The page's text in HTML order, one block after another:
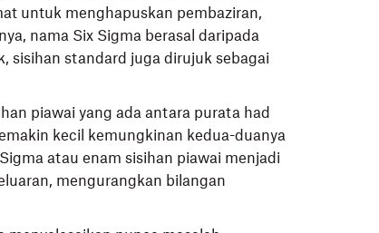
untuk menghapuskan pembaziran,
nama Six Sigma berasal daripada
sisihan standard juga dirujuk sebagai
piawai yang ada antara purata had
kecil kemungkinan kedua-duanya
atau enam sisihan piawai menjadi
mengurangkan bilangan